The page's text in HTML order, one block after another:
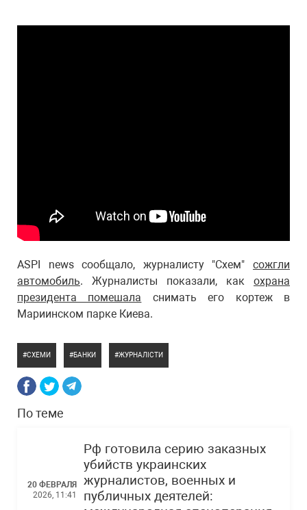
ASPI news сообщало, журналисту "Схем" сожгли
автомобиль. Журналисты показали, как охрана
президента помешала снимать его кортеж в
Мариинском парке Киева.
СХЕМИ БАНКИ ЖУРНАЛІСТИ
По теме
20 ФЕВРАЛЯ
2026, 11:41
Рф готовила серию заказных
убийств украинских
журналистов, военных и
публичных деятелей: